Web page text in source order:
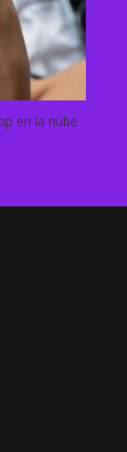
en la nube